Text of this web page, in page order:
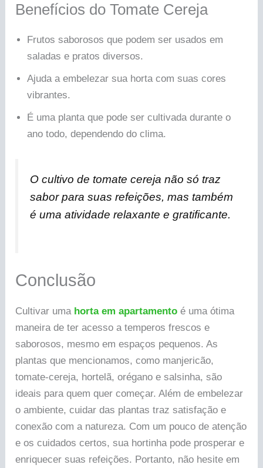
Benefícios do Tomate Cereja
Frutos saborosos que podem ser usados em
saladas e pratos diversos.
Ajuda a embelezar sua horta com suas cores
vibrantes.
É uma planta que pode ser cultivada durante o
ano todo, dependendo do clima.
O cultivo de tomate cereja não só traz
sabor para suas refeições, mas também
é uma atividade relaxante e gratificante.
Conclusão
Cultivar uma horta em apartamento é uma ótima
maneira de ter acesso a temperos frescos e
saborosos, mesmo em espaços pequenos. As
plantas que mencionamos, como manjericão,
tomate-cereja, hortelã, orégano e salsinha, são
ideais para quem quer começar. Além de embelezar
o ambiente, cuidar das plantas traz satisfação e
conexão com a natureza. Com um pouco de atenção
e os cuidados certos, sua hortinha pode prosperar e
enriquecer suas refeições. Portanto, não hesite em